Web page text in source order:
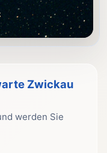
Zwickau
werden Sie